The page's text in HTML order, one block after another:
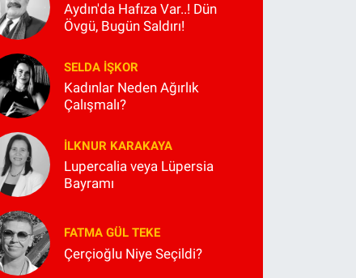
Aydın'da Hafıza Var..! Dün
Övgü, Bugün Saldırı!
SELDA İŞKOR
Kadınlar Neden Ağırlık
Çalışmalı?
İLKNUR KARAKAYA
Lupercalia veya Lüpersia
Bayramı
FATMA GÜL TEKE
Çerçioğlu Niye Seçildi?